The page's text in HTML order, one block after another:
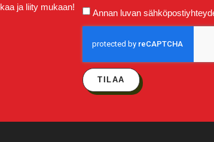
ja liity mukaan!
Annan luvan
TILAA